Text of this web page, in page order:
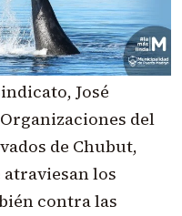
José
del
de Chubut,
los
contra las